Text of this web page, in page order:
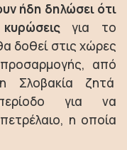
ήδη δηλώσει ότι
για το
δοθεί στις χώρες
από
Σλοβακία ζητά
για να
η οποία